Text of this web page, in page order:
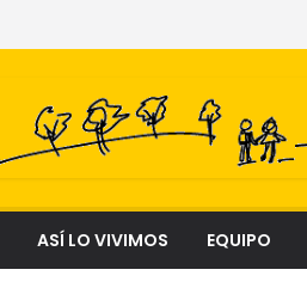
ASÍ LO VIVIMOS EQUIPO